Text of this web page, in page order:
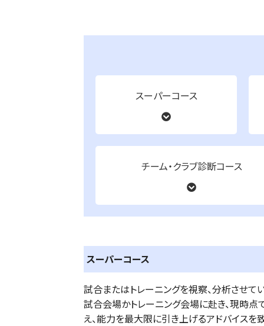
スーパーコース
チーム・クラブ診断コース
スーパーコース
試合またはトレーニングを視察、分析させて
試合会場かトレーニング会場に赴き、現時点
え、能力を最大限に引き上げるアドバイスを致